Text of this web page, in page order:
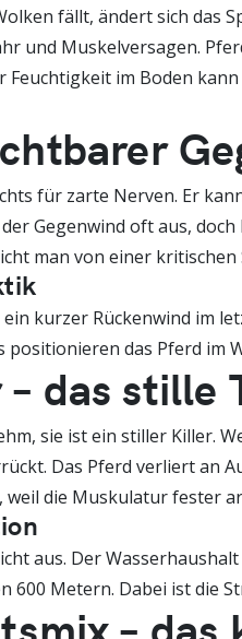
fällt, ändert sich das
und Muskelversagen.
Feuchtigkeit im Boden
für zarte Nerven. Er
Gegenwind oft aus,
man von einer
kurzer Rückenwind im
positionieren das Pferd
das stille
sie ist ein stiller Killer.
Das Pferd verliert an
die Muskulatur fester
aus. Der
600 Metern. Dabei ist die